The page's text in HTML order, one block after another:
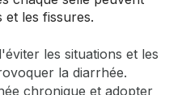
et les fissures.
les situations et les
la diarrhée.
chronique et adopter